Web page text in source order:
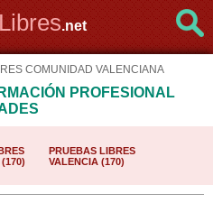
Libres.net
COMUNIDAD VALENCIANA
PROFESIONAL
PRUEBAS LIBRES
VALENCIA (170)